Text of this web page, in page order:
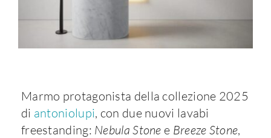
Marmo protagonista della collezione 2025
di antoniolupi, con due nuovi lavabi
freestanding: Nebula Stone e Breeze Stone,